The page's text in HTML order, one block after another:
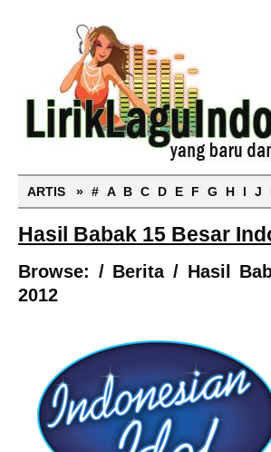
ARTIS » # A B C D E F G H I J
Hasil Babak 15 Besar
Browse: / Berita/ Hasil
2012